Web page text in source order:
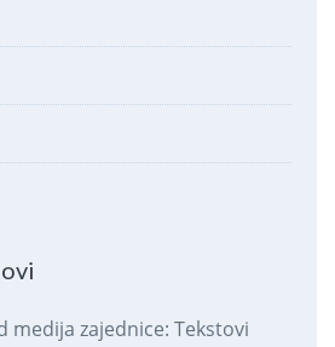
medija zajednice: Tekstovi